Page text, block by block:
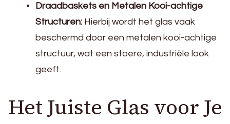
Draadbaskets en Metalen Kooi-achtige
Structuren: Hierbij wordt het glas vaak
beschermd door een metalen kooi-achtige
structuur, wat een stoere, industriële look
geeft.
Het Juiste Glas voor Je